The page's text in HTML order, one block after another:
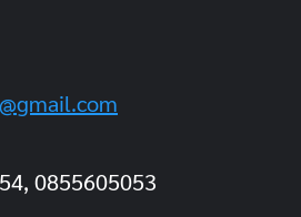
0855605053